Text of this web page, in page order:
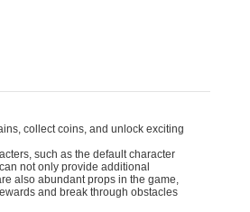
collect coins, and unlock exciting
such as the default character
not only provide additional
also abundant props in the game,
and break through obstacles